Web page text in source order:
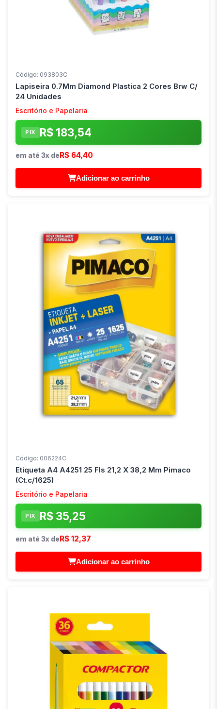
Código: 093803C
Lapiseira 0.7Mm Diamond Plastica 2 Cores Brw C/
24 Unidades
Escritório e Papelaria
PIX R$ 183,54
em até 3x deR$ 64,40
Adicionar ao carrinho
Código: 006224C
Etiqueta A4 A4251 25 Fls 21,2 X 38,2 Mm Pimaco
(Ct.c/1625)
Escritório e Papelaria
PIX R$ 35,25
em até 3x de R$ 12,37
Adicionar ao carrinho